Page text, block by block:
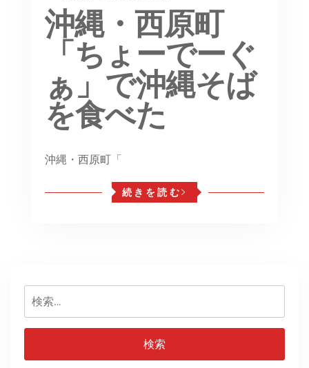
沖縄・西原町
「ちょーでーぐ
ぁ」で沖縄そば
を食べた
沖縄・西原町「
続きを読む
索: